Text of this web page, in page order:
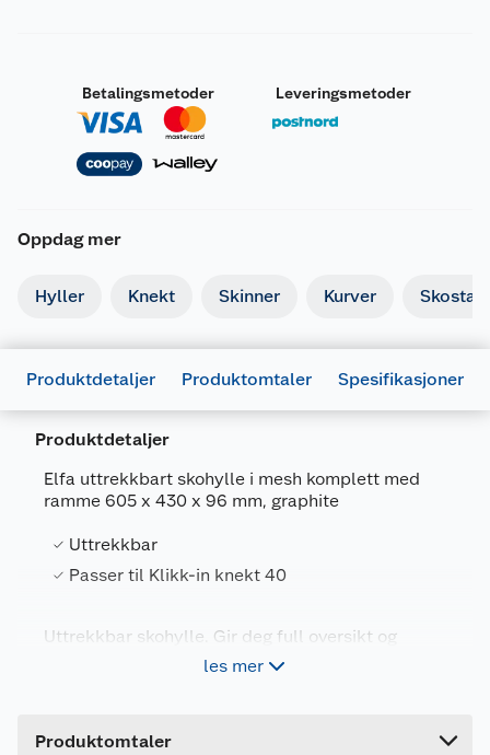
Betalingsmetoder Leveringsmetoder
Oppdag mer
Hyller Knekt Skinner Kurver
Produktdetaljer Produktomtaler Spesifikasjoner
Produktdetaljer
Elfa uttrekkbart skohylle i mesh komplett med
ramme 605 x 430 x 96 mm, graphite
Uttrekkbar
Passer til Klikk-in knekt 40
Uttrekkbar skohylle. Gir deg full oversikt og
enklere tilgang til skoene dine. Passer til både
les mer
Produktomtaler
Generelt
Artikkelnummer
Leverandørens artikkelnummer